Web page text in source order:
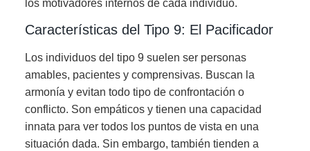
los motivadores internos de cada individuo.
Características del Tipo 9: El Pacificador
Los individuos del tipo 9 suelen ser personas
amables, pacientes y comprensivas. Buscan la
armonía y evitan todo tipo de confrontación o
conflicto. Son empáticos y tienen una capacidad
innata para ver todos los puntos de vista en una
situación dada. Sin embargo, también tienden a